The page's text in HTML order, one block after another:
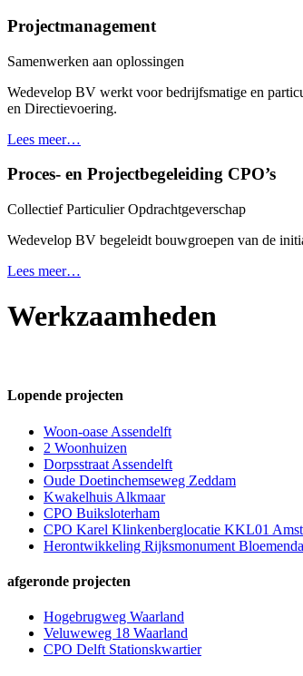
Projectmanagement
Samenwerken aan oplossingen
Wedevelop BV werkt voor bedrijfsmatige en
en Directievoering.
Lees meer…
Proces- en Projectbegeleiding CPO’s
Collectief Particulier Opdrachtgeverschap
Wedevelop BV begeleidt bouwgroepen van de
Lees meer…
Werkzaamheden
Lopende projecten
Woon-oase Assendelft
2 Woonhuizen
Dorpsstraat Assendelft
Oude Doetinchemseweg Zeddam
Kwakelhuis Alkmaar
CPO Buiksloterham
CPO Karel Klinkenberglocatie KKL01
Herontwikkeling Rijksmonument
afgeronde projecten
Hogebrugweg Waarland
Veluweweg 18 Waarland
CPO Delft Stationskwartier